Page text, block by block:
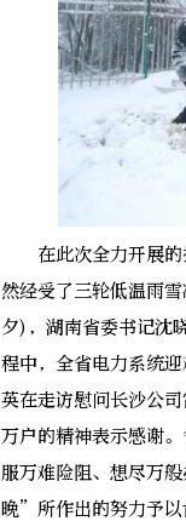
在此次全力开展的
然经受了三轮低温雨
夕)，湖南省委书记沈
程中，全省电力系统
英在走访慰问长沙公
万户的精神表示感谢
服万难险阻、想尽万
晚”所作出的努力予以